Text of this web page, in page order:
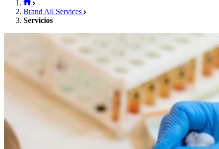
Brand All Services
Servicios